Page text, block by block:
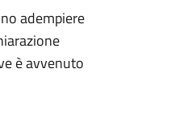
adempiere
è avvenuto